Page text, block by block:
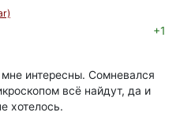
+1
интересны. Сомневался
всё найдут, да и
хотелось.